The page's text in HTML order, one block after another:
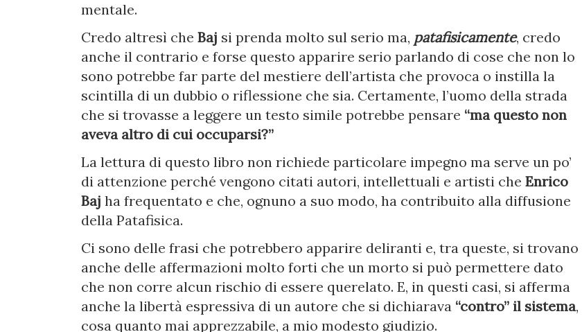
mentale.
Credo altresì che Baj si prenda molto sul serio ma, patafisicamente, credo
anche il contrario e forse questo apparire serio parlando di cose che non lo
sono potrebbe far parte del mestiere dell’artista che provoca o instilla la
scintilla di un dubbio o riflessione che sia. Certamente, l’uomo della strada
che si trovasse a leggere un testo simile potrebbe pensare “ma questo non
aveva altro di cui occuparsi?”
La lettura di questo libro non richiede particolare impegno ma serve un po’
di attenzione perché vengono citati autori, intellettuali e artisti che Enrico
Baj ha frequentato e che, ognuno a suo modo, ha contribuito alla diffusione
della Patafisica.
Ci sono delle frasi che potrebbero apparire deliranti e, tra queste, si trovano
anche delle affermazioni molto forti che un morto si può permettere dato
che non corre alcun rischio di essere querelato. E, in questi casi, si afferma
anche la libertà espressiva di un autore che si dichiarava “contro” il sistema,
cosa quanto mai apprezzabile, a mio modesto giudizio.